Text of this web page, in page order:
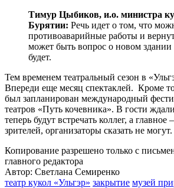
Тимур Цыбиков, и.о. министра
Бурятии: Речь идет о том, что
противоаварийные работы и
может быть вопрос о новом здании
будет.
Тем временем театральный сезон в
Впереди еще месяц спектаклей. Кроме
был запланирован международный
театров «Путь кочевника». В гости
теперь будут встречать коллег, а главное
зрителей, организаторы сказать не могут.
Копирование разрешено только с
главного редактора
Автор: Светлана Семиренко
театр кукол «Ульгэр» закрытие музей